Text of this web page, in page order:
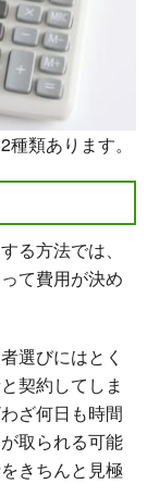
類あります。
る方法では、
て費用が決め
選びにはとく
契約してしま
ざ何日も時間
取られる可能
きちんと見極